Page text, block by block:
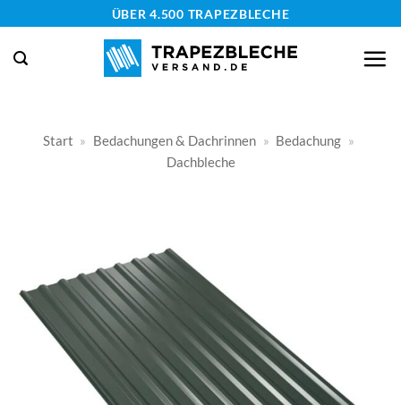
springen
ÜBER 4.500 TRAPEZBLECHE
Start » Bedachungen & Dachrinnen » Bedachung »
Dachbleche